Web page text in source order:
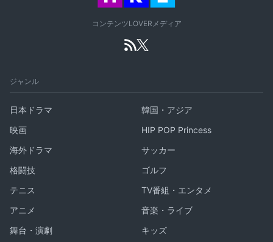
コンテンツLOVERメディア
ジャンル
日本ドラマ
韓国・アジア
映画
HIP POP Princess
海外ドラマ
サッカー
格闘技
ゴルフ
テニス
TV番組・エンタメ
アニメ
音楽・ライブ
舞台・演劇
キッズ